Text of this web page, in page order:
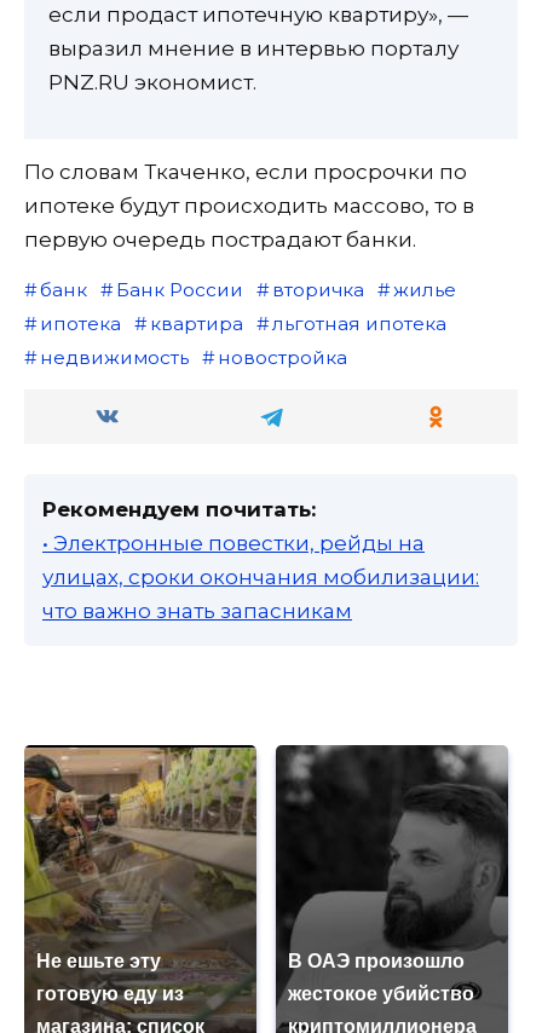
если продаст ипотечную квартиру», —
выразил мнение в интервью порталу
PNZ.RU экономист.
По словам Ткаченко, если просрочки по
ипотеке будут происходить массово, то в
первую очередь пострадают банки.
банк Банк России вторичка
жилье
ипотека
квартира
льготная ипотека
недвижимость
новостройка
Рекомендуем почитать:
• Электронные повестки, рейды на
улицах, сроки окончания мобилизации:
что важно знать запасникам
Не ешьте эту
готовую еду из
магазина: список
В ОАЭ произошло
жестокое убийство
криптомиллионера